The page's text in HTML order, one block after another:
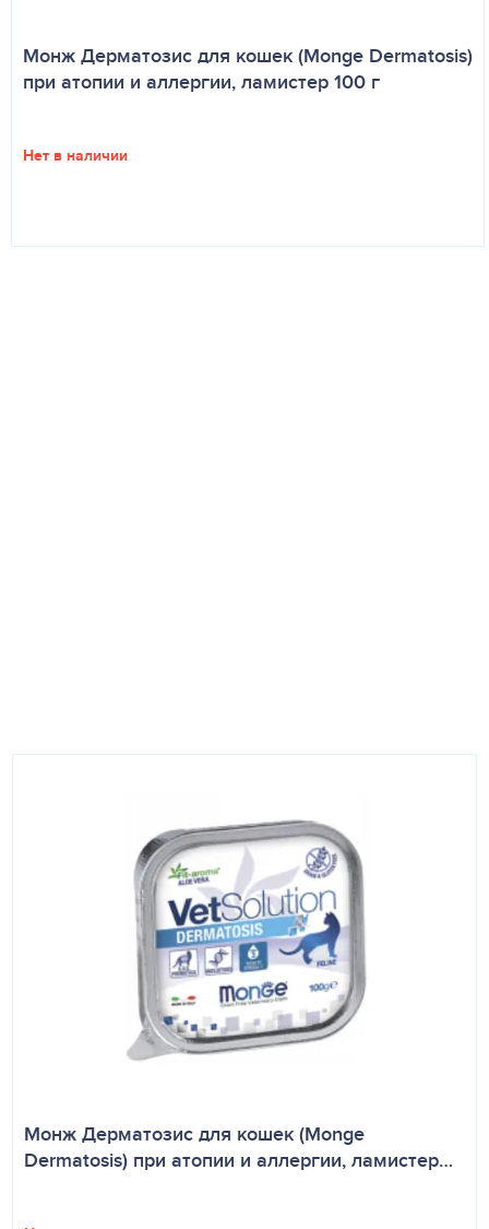
Монж Дерматозис для кошек (Monge Dermatosis)
при атопии и аллергии, ламистер 100 г
Нет в наличии
Монж Дерматозис для кошек (Monge
Dermatosis) при атопии и аллергии, ламистер…